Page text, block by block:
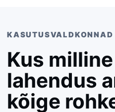
KASUTUSVALDKONNAD
Kus
lahendus
kõige